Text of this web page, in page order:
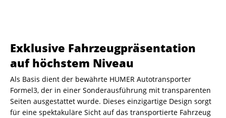
Exklusive Fahrzeugpräsentation
auf höchstem Niveau
Als Basis dient der bewährte HUMER Autotransporter
Formel3, der in einer Sonderausführung mit transparenten
Seiten ausgestattet wurde. Dieses einzigartige Design sorgt
für eine spektakuläre Sicht auf das transportierte Fahrzeug